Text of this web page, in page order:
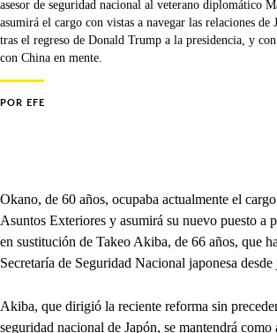
asesor de seguridad nacional al veterano diplomático
asumirá el cargo con vistas a navegar las relaciones de
tras el regreso de Donald Trump a la presidencia, y
con China en mente.
POR EFE
Okano, de 60 años, ocupaba actualmente el
Asuntos Exteriores y asumirá su nuevo puesto a
en sustitución de Takeo Akiba, de 66 años, que
Secretaría de Seguridad Nacional japonesa
Akiba, que dirigió la reciente reforma sin
seguridad nacional de Japón, se mantendrá como